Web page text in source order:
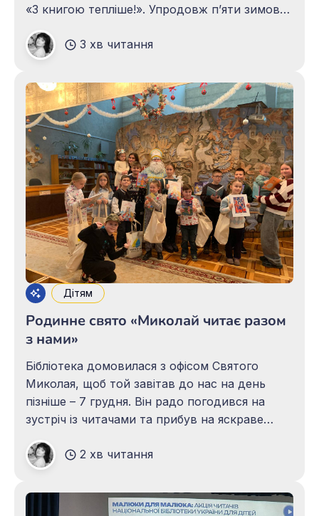
«З книгою тепліше!». Упродовж п’яти зимових
теплий простір гри, творчості та читання
захопливих історій. Програма об’єднала
найактивніших читачів, які під час канікул
щодня приходили до бібліотеки, аби
3 хв читання
Дітям
Родинне свято «Миколай читає разом
з нами»
Бібліотека домовилася з офісом Святого
Миколая, щоб той завітав до нас на день
пізніше – 7 грудня. Він радо погодився на
зустріч із читачами та прибув на яскраве
нами»! Захід відвідали родини наших
читачів, наймолодші читайлики, які
зростають з бібліотекою – постійні відвідувачі
занять з казкотерапії
2 хв читання